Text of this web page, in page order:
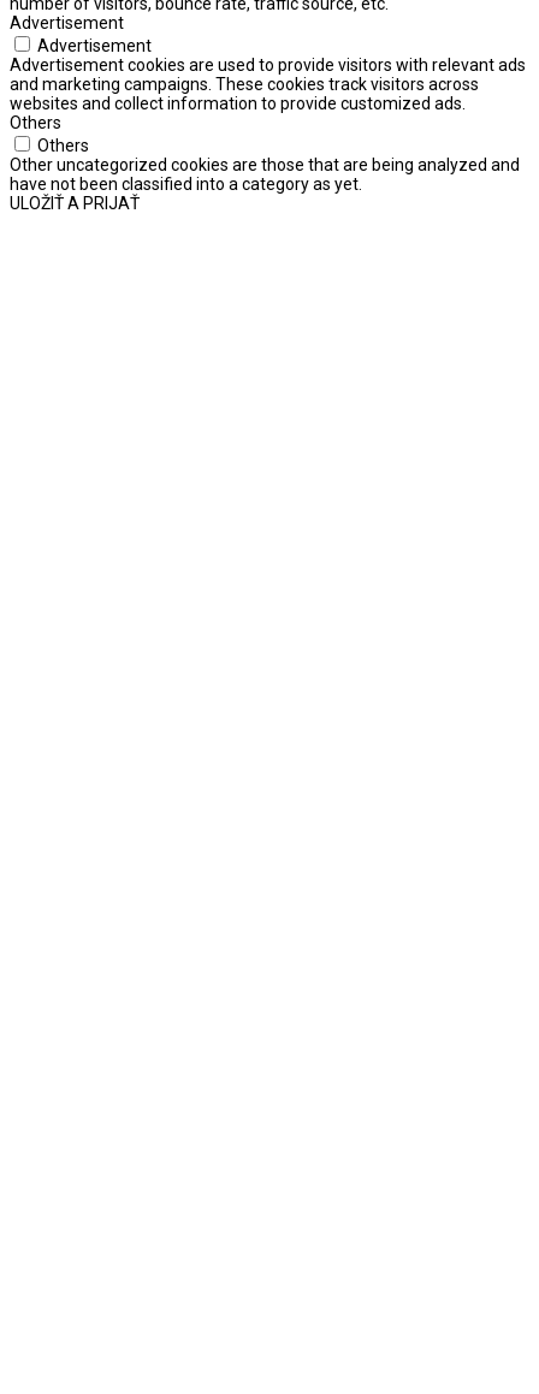
number of visitors, bounce rate, traffic source, etc.
Advertisement
Advertisement
Advertisement cookies are used to provide visitors with relevant ads
and marketing campaigns. These cookies track visitors across
websites and collect information to provide customized ads.
Others
Others
Other uncategorized cookies are those that are being analyzed and
have not been classified into a category as yet.
ULOŽIŤ A PRIJAŤ